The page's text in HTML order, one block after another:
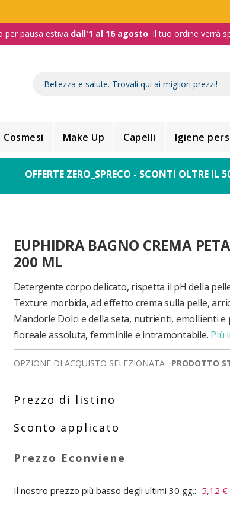
per pausa estiva dall'1 al 16 agosto. Il tuo ordine verrà
Cosmesi Make Up Capelli Igiene
OFFERTE ZERO_SPRECO - SCONTI OLTRE IL
EUPHIDRA BAGNO CREMA
200 ML
Detergente corpo delicato, rispetta il pH della
Texture morbida, ad effetto crema sulla pelle,
Mandorle Dolci e della seta, nutrienti, emollienti
floreale assoluta, femminile e intramontabile. Più
OPZIONE DI ACQUISTO SELEZIONATA : PRODOTTO
Il nostro prezzo più basso degli ultimi 30 gg.: 5,12 €